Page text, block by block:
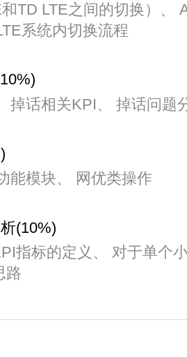
TD LTE之间的切换）、
系统内切换流程
掉话相关KPI、 掉话问题
能模块、 网优类操作
(10%)
指标的定义、 对于单个
路